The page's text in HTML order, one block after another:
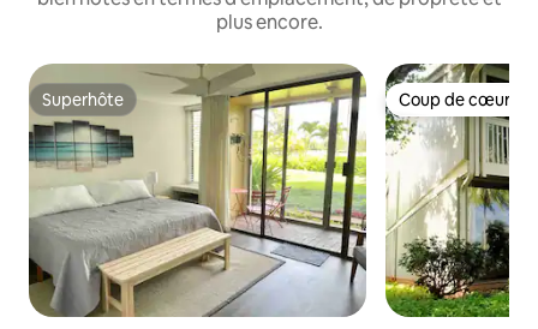
plus encore.
Superhôte
Superhôte Coup de cœur
Coup de cœur